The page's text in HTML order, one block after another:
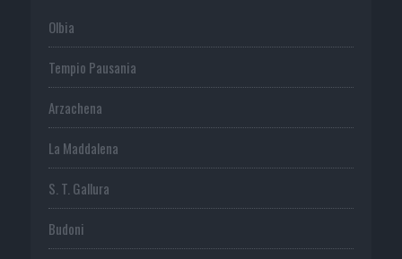
Olbia
Tempio Pausania
Arzachena
La Maddalena
S. T. Gallura
Budoni